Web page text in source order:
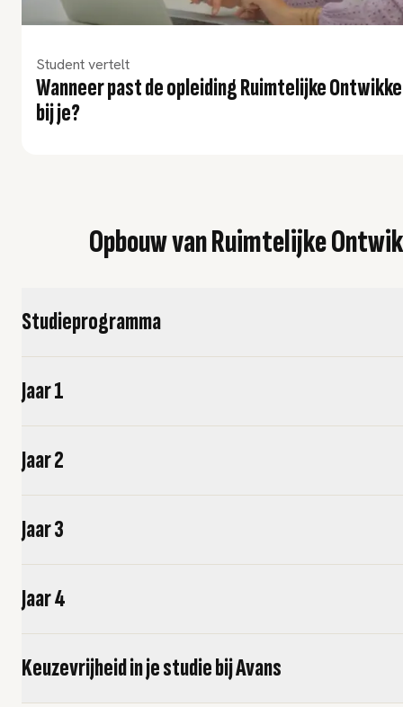
Student vertelt
Wanneer past de opleiding Ruimtelijke
bij je?
Opbouw van Ruimtelijke
Studieprogramma
Jaar 1
Jaar 2
Jaar 3
Jaar 4
Keuzevrijheid in je studie bij Avans